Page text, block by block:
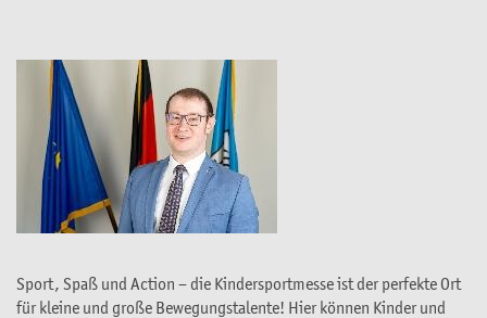
Sport, Spaß und Action – die Kindersportmesse ist der perfekte Ort
für kleine und große Bewegungstalente! Hier können Kinder und